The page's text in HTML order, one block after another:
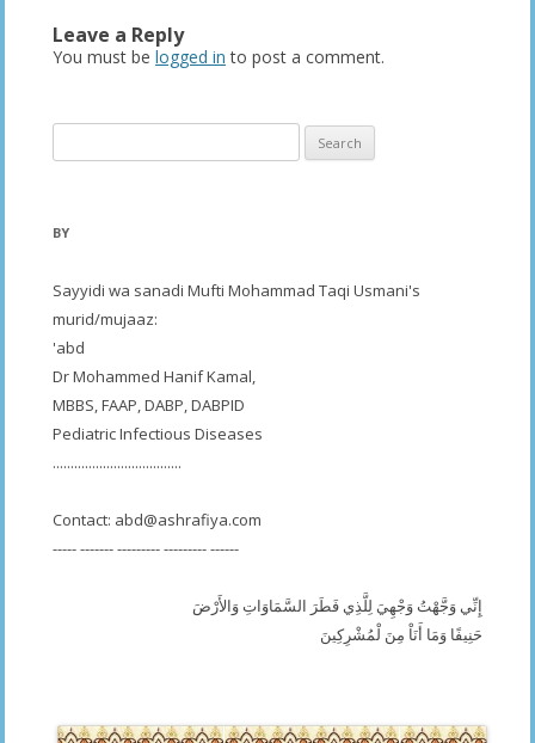
Leave a Reply
You must be logged in to post a comment.
for:
BY
Sayyidi wa sanadi Mufti Mohammad Taqi Usmani's
murid/mujaaz:
'abd
Dr Mohammed Hanif Kamal,
MBBS, FAAP, DABP, DABPID
Pediatric Infectious Diseases
....................................
Contact: abd@ashrafiya.com
----- ------- --------- --------- ------
إِنِّي وَجَّهْتُ وَجْهِيَ لِلَّذِي فَطَرَ السَّمَاوَاتِ وَالأَرْضَ
حَنِيفًا وَمَا أَنَاْ مِنَ لْمُشْرِكِينَ